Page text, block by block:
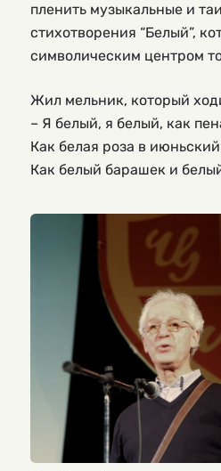
пленить музыкальные и
стихотворения “Белый”,
символическим центром
Жил мельник, который
– Я белый, я белый, как
Как белая роза в
Как белый барашек и